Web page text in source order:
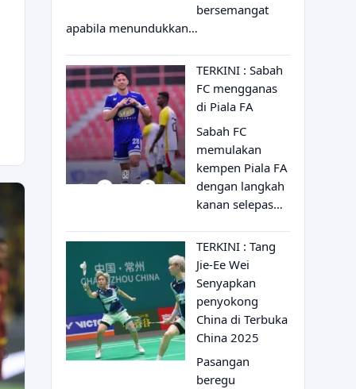
bersemangat
apabila menundukkan…
TERKINI : Sabah
FC mengganas
di Piala FA
Sabah FC
memulakan
kempen Piala FA
dengan langkah
kanan selepas…
TERKINI : Tang
Jie-Ee Wei
Senyapkan
penyokong
China di Terbuka
China 2025
Pasangan
beregu